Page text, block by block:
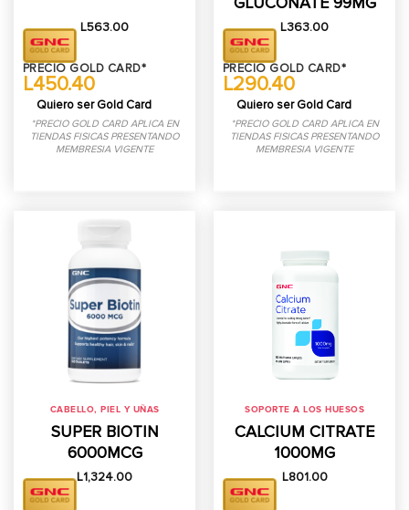
L563.00
PRECIO GOLD CARD*
L450.40
Quiero ser Gold Card
*PRECIO GOLD CARD APLICA EN
TIENDAS FISICAS PRESENTANDO
MEMBRESIA VIGENTE
L363.00
PRECIO GOLD CARD*
L290.40
Quiero ser Gold Card
*PRECIO GOLD CARD APLICA EN
TIENDAS FISICAS PRESENTANDO
MEMBRESIA VIGENTE
CABELLO, PIEL Y UÑAS
SUPER BIOTIN
6000MCG
L1,324.00
SOPORTE A LOS HUESOS
CALCIUM CITRATE
1000MG
L801.00